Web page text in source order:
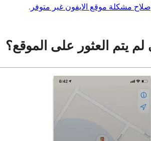
إصلاح مشكلة موقع الايفون غير متوفر .